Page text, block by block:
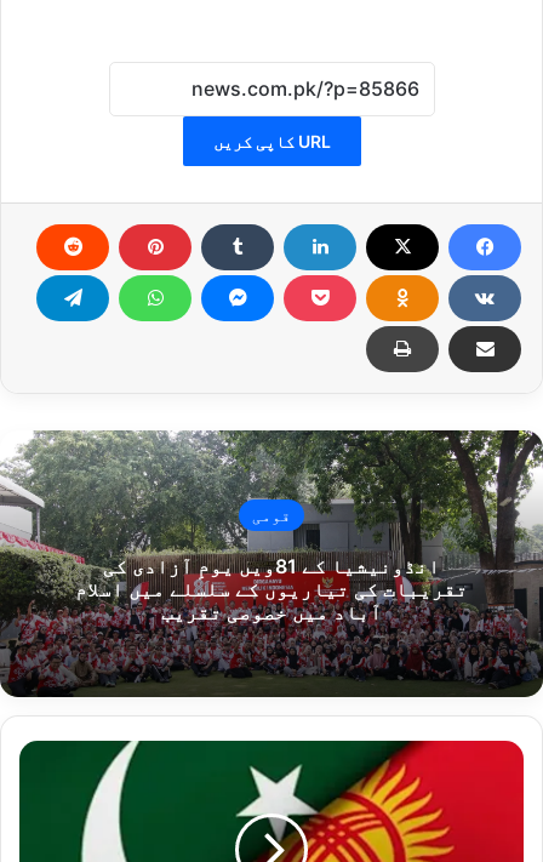
URL کاپی کریں
قومی
انڈونیشیا کے 81ویں یومِ آزادی کی
تقریبات کی تیاریوں کے سلسلے میں اسلام
آباد میں خصوصی تقریب
پ